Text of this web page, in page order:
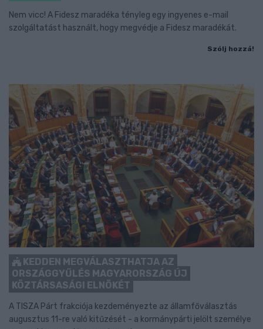
Nem vicc! A Fidesz maradéka tényleg egy ingyenes e-mail
szolgáltatást használt, hogy megvédje a Fidesz maradékát.
Szólj hozzá!
KEDDEN MEGVÁLASZTHATJA AZ
ORSZÁGGYŰLÉS MAGYARORSZÁG ÚJ
KÖZTÁRSASÁGI ELNÖKÉT
A TISZA Párt frakciója kezdeményezte az államfőválasztás
augusztus 11-re való kitűzését - a kormánypárti jelölt személye